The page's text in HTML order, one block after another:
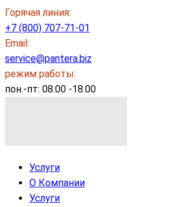
Горячая линия:
+7 (800) 707-71-01
Email:
service@pantera.biz
режим работы:
пон.-пт: 08.00 -18.00
Услуги
О Компании
Услуги